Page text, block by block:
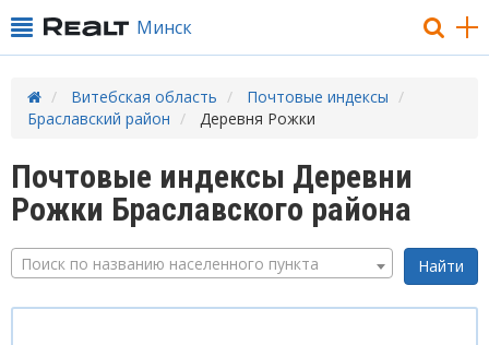
Минск
Витебская область
Почтовые индексы
Браславский район
Деревня Рожки
Почтовые индексы Деревни
Рожки Браславского района
Поиск по названию населенного пункта